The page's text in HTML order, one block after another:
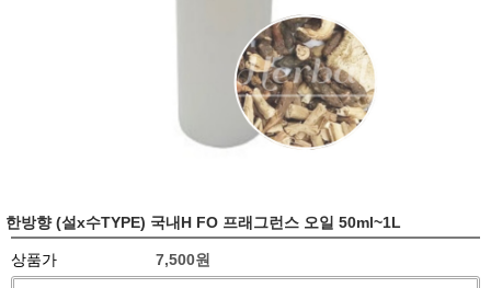
한방향 (설x수TYPE) 국내H FO 프래그런스 오일 50ml~1L
상품가 7,500원